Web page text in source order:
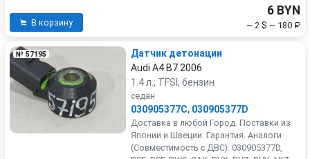
В корзину
6 BYN
~ 2 $ ~ 180 ₽
№ 57195
Датчик детонации
Audi A4 B7 2006
1.4 л., TFSI, бензин
седан
030905377C, 030905377D
Доставка в любой Город. Поставки из
Японии и Швеции. Гарантия. Аналоги
(Совместимость с ДВС): 030905377D,